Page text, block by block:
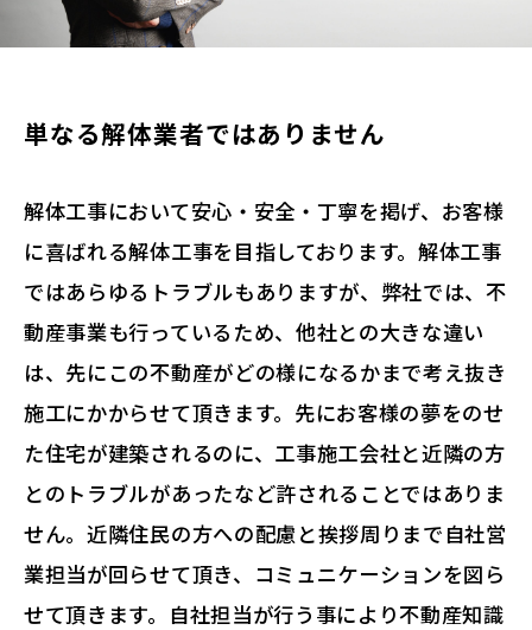
単なる解体業者ではありません
解体工事において安心・安全・丁寧を掲げ、お客様
に喜ばれる解体工事を目指しております。解体工事
ではあらゆるトラブルもありますが、弊社では、不
動産事業も行っているため、他社との大きな違い
は、先にこの不動産がどの様になるかまで考え抜き
施工にかからせて頂きます。先にお客様の夢をのせ
た住宅が建築されるのに、工事施工会社と近隣の方
とのトラブルがあったなど許されることではありま
せん。近隣住民の方への配慮と挨拶周りまで自社営
業担当が回らせて頂き、コミュニケーションを図ら
せて頂きます。自社担当が行う事により不動産知識